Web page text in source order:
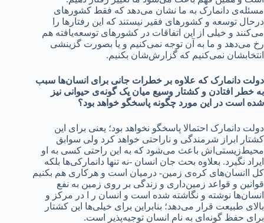
مسئله‌ی دانمارک به ما نشان می‌دهد که فقط کشورهای
درحال توسعه و کشورهای فقیر نیستند که این رفتارها را
می‌کنند و خیلی از این اتفاقات در کشورهای توسعه‌یافته هم
رخ می‌دهد و ما به آن توجه نمی‌کنیم و یا بصورت گزینشی
انتخابشان نمی‌کنیم که گزارش‌شان بکنیم.
دولت دانمارک که علاوه بر خطرات جانی برای انسان‌ها سبب
به خطر افتادن و کشتار وسیع میان یک گونه‌ی حیوانی نیز
شده‌ است در این مورد چگونه پاسخگو خواهد بود؟
دولت دانمارک احتمالا پاسخگو نخواهد بود؛ یعنی برای این
کشتار ابراز شرمندگی و ناراحتی خواهد کرد ولی سوابق
محیط‌زیستی‌اش باعث می‌شود که به این راحتی کسی به او
ایراد نگیرد. بعلاوه‌ بحث جان انسان -نه تنها دانمارکی‌ها بلکه
کل اانسان‌های کره‌ی زمین- درمیان است و هرکاری هم بکنیم
قوانین و قواعد زمین‌داری و زندگی بر روی زمین به نفع
انسان‌ها نوشته و نگاشته شده است و انسان ر ا در مرکز و
بالای طبیعت قرار می‌دهد؛ بنابراین برای خیلی‌ها این کشتار
برای حفظ گونه‌ای به نام انسان توجیه‌پذیر است.